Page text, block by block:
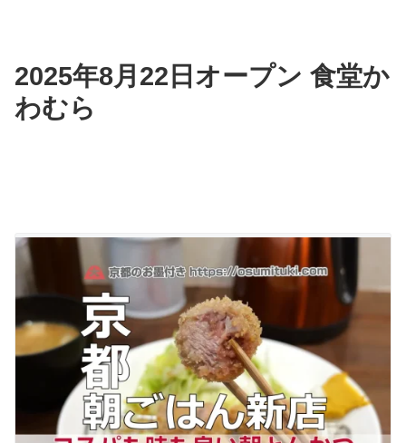
2025年8月22日オープン 食堂か
わむら